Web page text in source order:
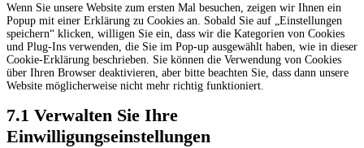
Wenn Sie unsere Website zum ersten Mal besuchen, zeigen wir Ihnen ein
Popup mit einer Erklärung zu Cookies an. Sobald Sie auf „Einstellungen
speichern“ klicken, willigen Sie ein, dass wir die Kategorien von Cookies
und Plug-Ins verwenden, die Sie im Pop-up ausgewählt haben, wie in dieser
Cookie-Erklärung beschrieben. Sie können die Verwendung von Cookies
über Ihren Browser deaktivieren, aber bitte beachten Sie, dass dann unsere
Website möglicherweise nicht mehr richtig funktioniert.
7.1 Verwalten Sie Ihre
Einwilligungseinstellungen